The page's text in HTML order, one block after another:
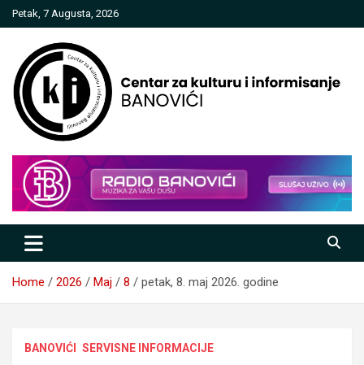
Skip
to
Petak, 7 Augusta, 2026
Centar za kulturu i informisanje
Banovići
Home 2026 Maj 8 petak, 8. maj 2026. godine
BANOVIĆI SERVISNE INFORMACIJE